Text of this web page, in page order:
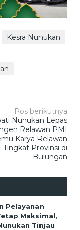
Kesra Nunukan
Pos berikutnya
Nunukan Lepas
Relawan PMI
Karya Relawan
Tingkat Provinsi di
Bulungan
Pelayanan
Maksimal,
Tinjau